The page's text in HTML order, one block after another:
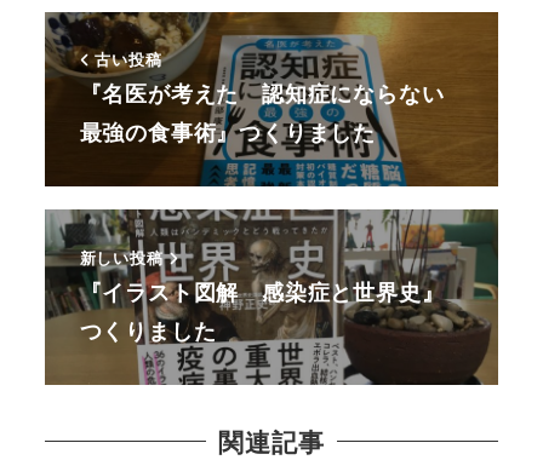
古い投稿
『名医が考えた 認知症にならない
最強の食事術』つくりました
新しい投稿
『イラスト図解 感染症と世界史』
つくりました
関連記事